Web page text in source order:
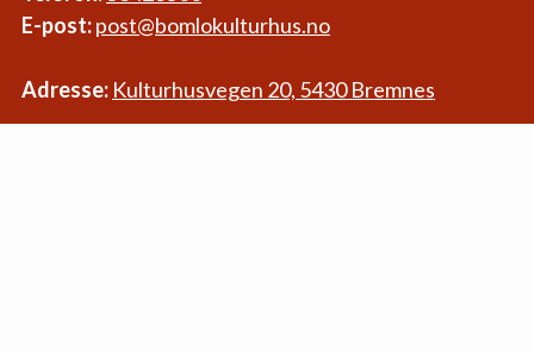
E-post:post@bomlokulturhus.no
Adresse: Kulturhusvegen 20, 5430 Bremnes